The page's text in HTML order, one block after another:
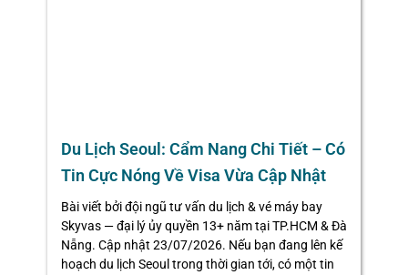
Du Lịch Seoul: Cẩm Nang Chi Tiết – Có
Tin Cực Nóng Về Visa Vừa Cập Nhật
Bài viết bởi đội ngũ tư vấn du lịch & vé máy bay
Skyvas — đại lý ủy quyền 13+ năm tại TP.HCM & Đà
Nẵng. Cập nhật 23/07/2026. Nếu bạn đang lên kế
hoạch du lịch Seoul trong thời gian tới, có một tin